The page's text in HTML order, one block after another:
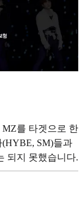
를 타겟으로 한
(HYBE, SM)들과
되지 못했습니다.